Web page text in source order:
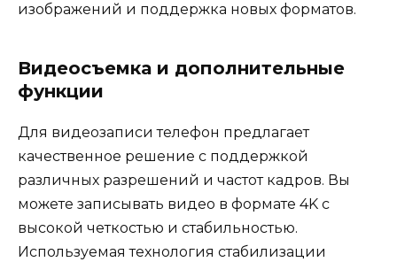
изображений и поддержка новых форматов.
Видеосъемка и дополнительные
функции
Для видеозаписи телефон предлагает
качественное решение с поддержкой
различных разрешений и частот кадров. Вы
можете записывать видео в формате 4K с
высокой четкостью и стабильностью.
Используемая технология стабилизации